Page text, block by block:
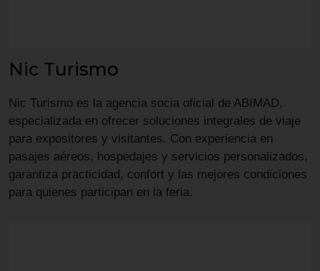
Nic Turismo
Nic Turismo es la agencia socia oficial de ABIMAD,
especializada en ofrecer soluciones integrales de viaje
para expositores y visitantes. Con experiencia en
pasajes aéreos, hospedajes y servicios personalizados,
garantiza practicidad, confort y las mejores condiciones
para quienes participan en la feria.